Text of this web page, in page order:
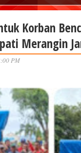
Korban
Merangin
PM